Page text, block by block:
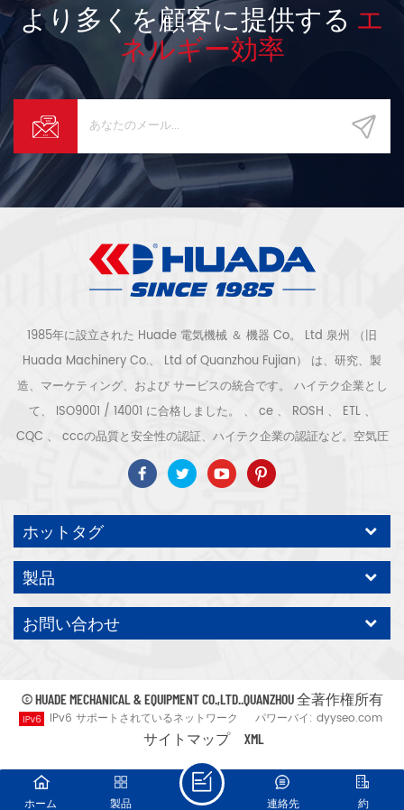
より多くを顧客に提供する エ
ネルギー効率
1985年に設立された Huade 電気機械 ＆ 機器 Co。 Ltd 泉州 （旧
Huada Machinery Co.、 Ltd of Quanzhou Fujian） は、研究、製
造、マーケティング、および サービスの統合です。 ハイテク企業とし
て、 ISO9001 / 14001 に合格しました。 、 ce 、 ROSH 、 ETL 、
CQC 、 cccの品質と安全性の認証、ハイテク企業の認証など。空気圧
縮機のシステムと機器には、スクリュー式、遠心式、オイルフリー、ス
クロール式、ピストン式、乾燥機、フィルター、水切り、完全な空気圧
縮機の生産ラインなどがあります。より 産業となる300種類の空気圧縮
機 専門家 私たち 会社は より多くを蓄積しました 30年の経験 から 圧
力容器、電気モーター、精密部品加工および機器への最も重要な部品鋳
造 組み立て さらに、当社は永久磁石サーボモーターの独自のコアプロ
セスを開発し、関連する技術特許を取得して、国の省エネと環境保護の
開発に貢献しています テクノロジー 自社ブランドのエアコンプレッサ
ホットタグ
製品
お問い合わせ
© HUADE MECHANICAL & EQUIPMENT CO.,LTD..QUANZHOU 全著作権所有
IPv6 サポートされているネットワーク
パワーバイ: dyyseo.com
サイトマップ
XML
ホーム 製品 約
連絡先